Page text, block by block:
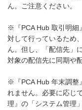
ん。ご注意ください。
※『PCA Hub 取引明細
対して行っているため
ん。但し、「配信先」
対象の配信先に同期や
※『PCA Hub 年末調整
れません。必要に応じ
理』の「システム管理